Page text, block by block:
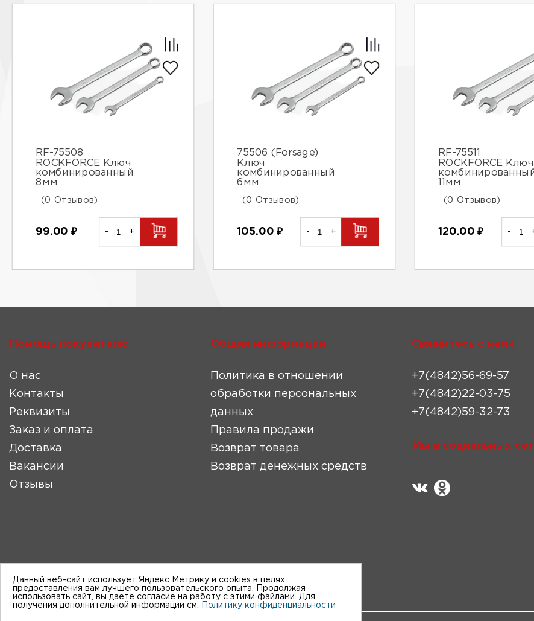
RF-75508
ROCKFORCE Ключ
комбинированный
8мм
(0 Отзывов)
99.00 ₽ - +
75506 (Forsage)
Ключ
комбинированный
6мм
(0 Отзывов)
105.00₽ - +
RF-75511
ROCKFORCE Ключ
11мм
(0 Отзывов)
120.00₽ -
Помощь покупателю
О нас
Контакты
Реквизиты
Заказ и оплата
Доставка
Вакансии
Отзывы
Общая информация
Политика в отношении
обработки персональных
данных
Правила продажи
Возврат товара
Возврат денежных средств
Свяжитесь с нами
+7(4842)56-69-57
+7(4842)22-03-75
+7(4842)59-32-73
Мы в социальных
Данный веб-сайт использует Яндекс Метрику и cookies в целях
предоставления вам лучшего пользовательского опыта. Продолжая
использовать сайт, вы даете согласие на работу с этими файлами. Для
получения дополнительной информации см.
Политику конфиденциальности